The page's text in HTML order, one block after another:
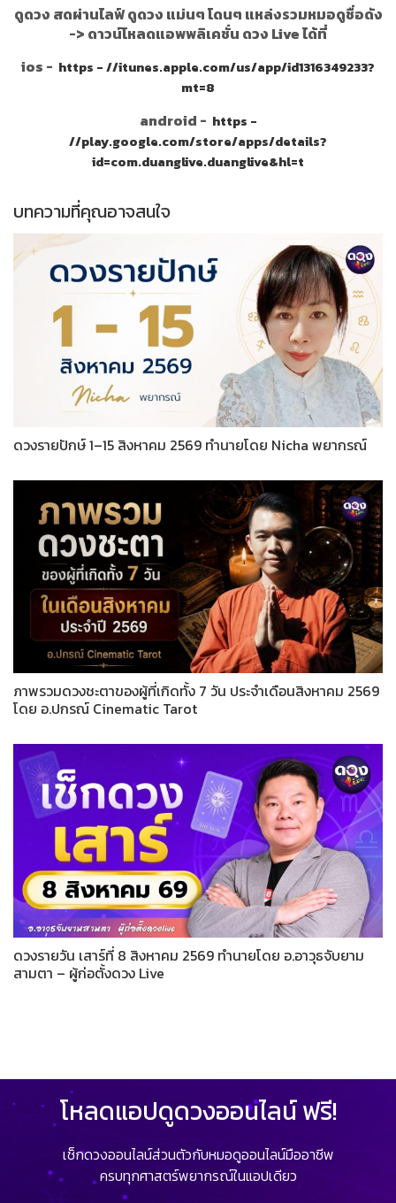
ดูดวง สดผ่านไลฟ์ ดูดวง แม่นๆ โดนๆ แหล่งรวมหมอดูชื่อดัง
-> ดาวน์โหลดแอพพลิเคชั่น ดวง Live ได้ที่
ios - https - //itunes.apple.com/us/app/id1316349233?
mt=8
android - https -
//play.google.com/store/apps/details?
id=com.duanglive.duanglive&hl=t
บทความที่คุณอาจสนใจ
ดวงรายปักษ์ 1–15 สิงหาคม 2569 ทำนายโดย Nicha พยากรณ์
ภาพรวมดวงชะตาของผู้ที่เกิดทั้ง 7 วัน ประจำเดือนสิงหาคม 2569
โดย อ.ปกรณ์ Cinematic Tarot
ดวงรายวัน เสาร์ที่ 8 สิงหาคม 2569 ทำนายโดย อ.อาวุธจับยาม
สามตา – ผู้ก่อตั้งดวง Live
โหลดแอปดูดวงออนไลน์ ฟรี!
เช็กดวงออนไลน์ส่วนตัวกับหมอดูออนไลน์มืออาชีพ
ครบทุกศาสตร์พยากรณ์ในแอปเดียว